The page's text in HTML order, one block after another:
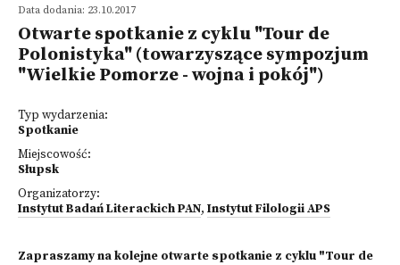
Data dodania: 23.10.2017
Otwarte spotkanie z cyklu "Tour de
Polonistyka" (towarzyszące sympozjum
"Wielkie Pomorze - wojna i pokój")
Typ wydarzenia:
Spotkanie
Miejscowość:
Słupsk
Organizatorzy:
Instytut Badań Literackich PAN, Instytut Filologii APS
Zapraszamy na kolejne otwarte spotkanie z cyklu "Tour de